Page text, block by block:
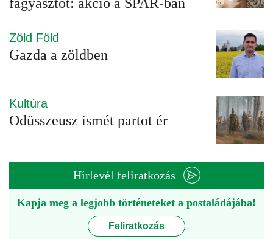
Zöld Föld
Gazda a zöldben
Kultúra
Odüsszeusz ismét partot ér
Hírlevél feliratkozás
Kapja meg a legjobb történeteket a postaládájába!
Feliratkozás